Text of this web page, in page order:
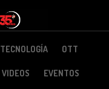
TECNOLOGÍA OTT
VIDEOS EVENTOS